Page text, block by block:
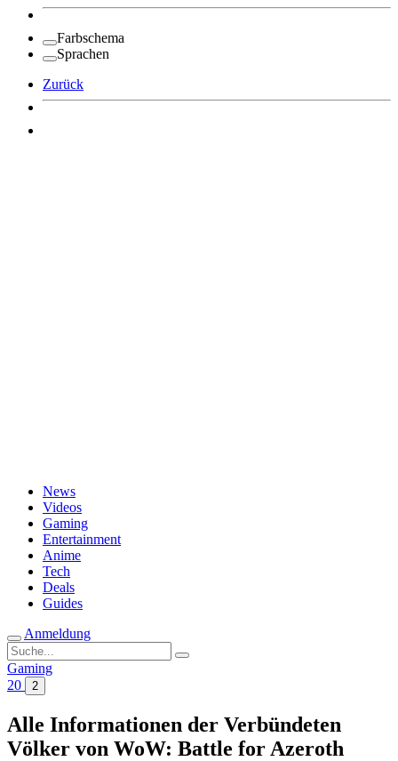
Farbschema
Sprachen
Zurück
News
Videos
Gaming
Entertainment
Anime
Tech
Deals
Guides
Anmeldung
Suche
nach:
Gaming
20
2
Alle Informationen der Verbündeten
Völker von WoW: Battle for Azeroth